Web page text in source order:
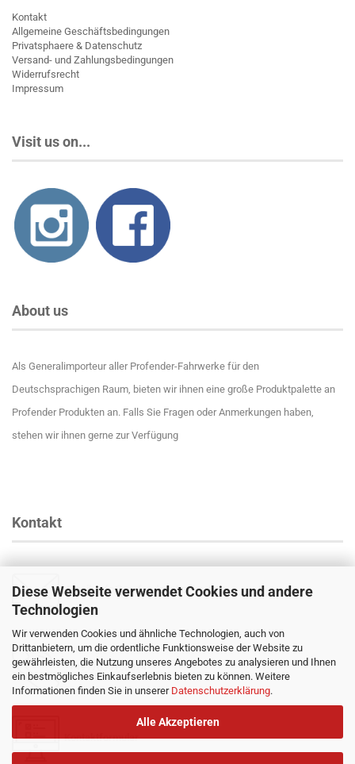
Diese Webseite verwendet Cookies und andere
Technologien
Wir verwenden Cookies und ähnliche Technologien, auch von
Drittanbietern, um die ordentliche Funktionsweise der Website zu
gewährleisten, die Nutzung unseres Angebotes zu analysieren und Ihnen
ein bestmögliches Einkaufserlebnis bieten zu können. Weitere
Informationen finden Sie in unserer Datenschutzerklärung.
Alle Akzeptieren
Kontakt
Allgemeine Geschäftsbedingungen
Privatsphaere & Datenschutz
Versand- und Zahlungsbedingungen
Widerrufsrecht
Impressum
Visit us on...
About us
Als Generalimporteur aller Profender-Fahrwerke für den
Deutschsprachigen Raum, bieten wir ihnen eine große Produktpalette an
Profender Produkten an. Falls Sie Fragen oder Anmerkungen haben,
stehen wir ihnen gerne zur Verfügung
Kontakt
Email: info@profender-shocks.com
+4917630168024
Kontaktformular